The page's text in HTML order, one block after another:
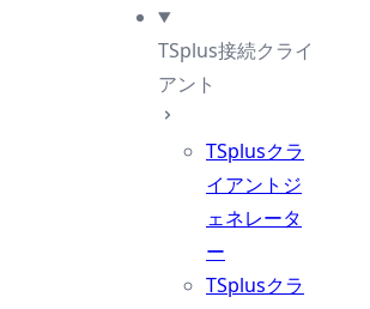
TSplus接続クライ
アント
TSplusクラ
イアントジ
ェネレータ
ー
TSplusクラ